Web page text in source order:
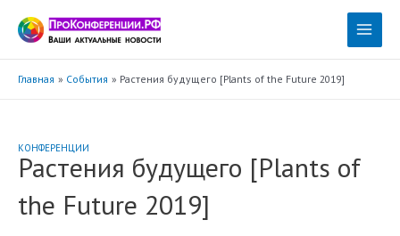
содержимому
Main
Главная События Растения будущего [Plants of the Future 2019]
КОНФЕРЕНЦИИ
Растения будущего [Plants of
the Future 2019]